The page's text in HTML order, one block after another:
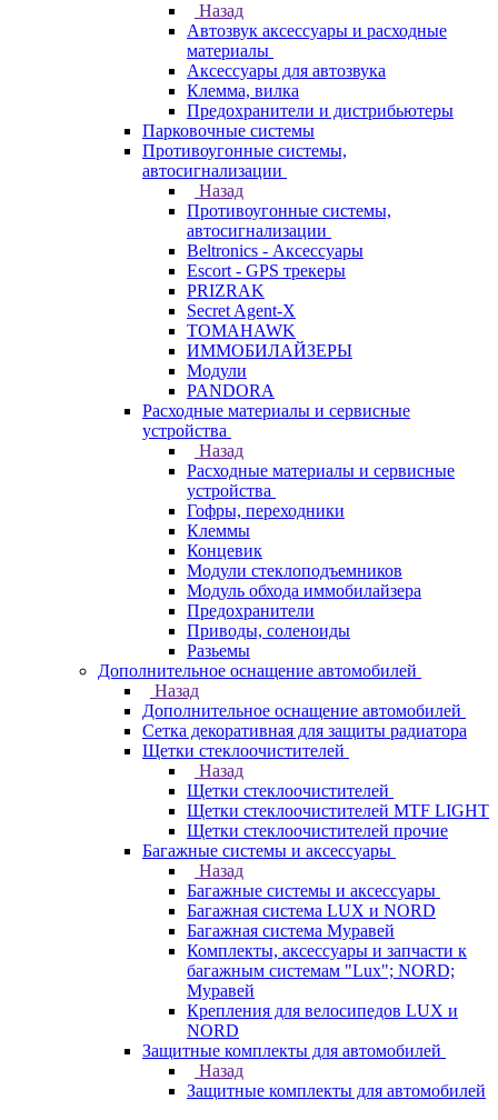
Назад
Автозвук аксессуары и расходные
материалы
Аксессуары для автозвука
Клемма, вилка
Предохранители и дистрибьютеры
Парковочные системы
Противоугонные системы,
автосигнализации
Назад
Противоугонные системы,
автосигнализации
Beltronics - Аксессуары
Escort - GPS трекеры
PRIZRAK
Secret Agent-X
TOMAHAWK
ИММОБИЛАЙЗЕРЫ
Модули
PANDORA
Расходные материалы и сервисные
устройства
Назад
Расходные материалы и сервисные
устройства
Гофры, переходники
Клеммы
Концевик
Модули стеклоподъемников
Модуль обхода иммобилайзера
Предохранители
Приводы, соленоиды
Разьемы
Дополнительное оснащение автомобилей
Назад
Дополнительное оснащение автомобилей
Сетка декоративная для защиты радиатора
Щетки стеклоочистителей
Назад
Щетки стеклоочистителей
Щетки стеклоочистителей MTF LIGHT
Щетки стеклоочистителей прочие
Багажные системы и аксессуары
Назад
Багажные системы и аксессуары
Багажная система LUX и NORD
Багажная система Муравей
Комплекты, аксессуары и запчасти к
багажным системам "Lux"; NORD;
Муравей
Крепления для велосипедов LUX и
NORD
Защитные комплекты для автомобилей
Назад
Защитные комплекты для автомобилей